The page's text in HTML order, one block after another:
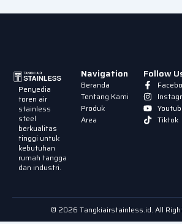
Penyedia
toren air
stainless
steel
berkualitas
tinggi untuk
kebutuhan
rumah tangga
dan industri.
Navigation
Beranda
Tentang Kami
Produk
Area
Follow
Tiktok
© 2026 Tangkiairstainless.id. All